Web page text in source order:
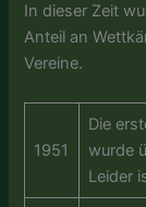
In dieser Zeit
Anteil an
Vereine.
1951
Die
wurde
Leider